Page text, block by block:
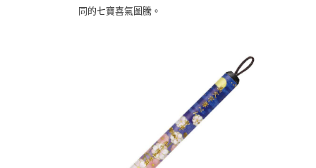
同的七寶喜氣圖騰。